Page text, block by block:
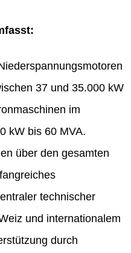
37 und 35.000 kW
im
kW bis 60 MVA.
über den gesamten
technischer
und internationalem
durch